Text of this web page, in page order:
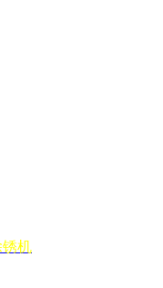
锈机